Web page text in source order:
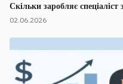
Скільки заробляє
02.06.2026